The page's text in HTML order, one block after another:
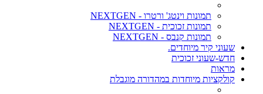
תמונות וינטג' ורטרו - NEXTGEN
תמונות זכוכית - NEXTGEN
תמונות קנבס - NEXTGEN
שעוני קיר מיוחדים.
חדש-שעוני זכוכית
מראות
קולקציות מיוחדות במהדורה מוגבלת